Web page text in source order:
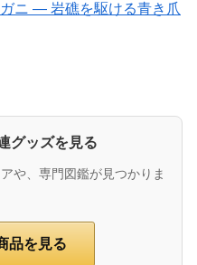
ニ ― 岩礁を駆ける青き爪
グッズを見る
や、専門図鑑が見つかりま
品を見る